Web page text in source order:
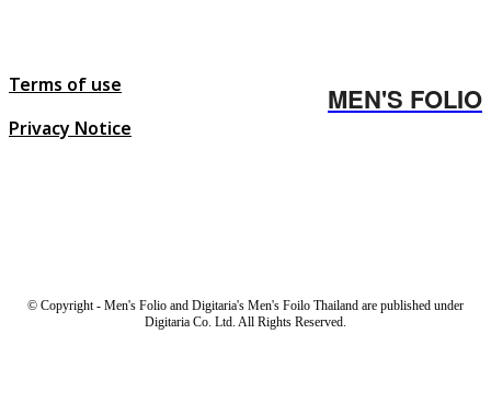
Terms of use
Privacy Notice
MEN'S FOLIO
© Copyright - Men's Folio and Digitaria's Men's Foilo Thailand are published under
Digitaria Co. Ltd. All Rights Reserved.